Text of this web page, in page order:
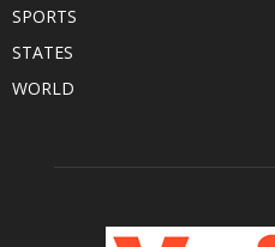
SPORTS
STATES
WORLD